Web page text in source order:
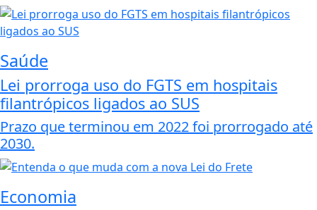
Saúde
Lei prorroga uso do FGTS em hospitais
filantrópicos ligados ao SUS
Prazo que terminou em 2022 foi prorrogado até
2030.
Economia